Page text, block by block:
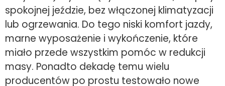
spokojnej jeździe, bez włączonej klimatyzacji
lub ogrzewania. Do tego niski komfort jazdy,
marne wyposażenie i wykończenie, które
miało przede wszystkim pomóc w redukcji
masy. Ponadto dekadę temu wielu
producentów po prostu testowało nowe